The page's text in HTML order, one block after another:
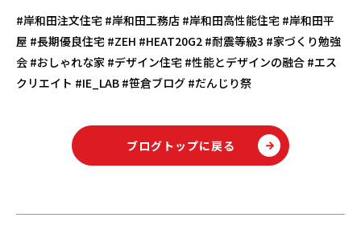
#岸和田注文住宅 #岸和田工務店 #岸和田高性能住宅 #岸和田平
屋 #長期優良住宅 #ZEH #HEAT20G2 #耐震等級3 #家づくり勉強
会 #おしゃれな家 #デザイン住宅 #性能とデザインの融合 #エス
クリエイト #IE_LAB #笹倉ブログ #だんじり祭
ブログトップに戻る